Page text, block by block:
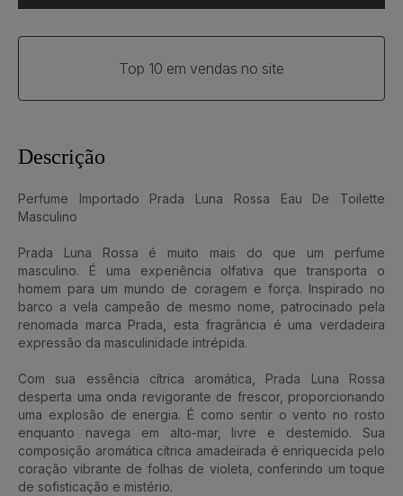
Top 10 em vendas no site
Descrição
Perfume Importado Prada Luna Rossa Eau De Toilette
Masculino
Prada Luna Rossa é muito mais do que um perfume
masculino. É uma experiência olfativa que transporta o
homem para um mundo de coragem e força. Inspirado no
barco a vela campeão de mesmo nome, patrocinado pela
renomada marca Prada, esta fragrância é uma verdadeira
expressão da masculinidade intrépida.
Com sua essência cítrica aromática, Prada Luna Rossa
desperta uma onda revigorante de frescor, proporcionando
uma explosão de energia. É como sentir o vento no rosto
enquanto navega em alto-mar, livre e destemido. Sua
composição aromática cítrica amadeirada é enriquecida pelo
coração vibrante de folhas de violeta, conferindo um toque
de sofisticação e mistério.